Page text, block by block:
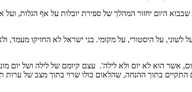
היום יחזור המהלך של ספירת יובלות על אף הגלות, ועל
לשוני, על היסטורי, על מקומי. בני ישראל לא החזיקו מעמד,
אשר הוא לא יום ולא לילה'. עצם קיומם של לילה ושל יום
התקיים בתוך ההנחה, שהלאום כולו שרוי בתוך מצב של